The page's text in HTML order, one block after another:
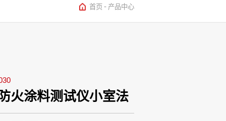
首页 - 产品中心
火涂料测试仪小室法